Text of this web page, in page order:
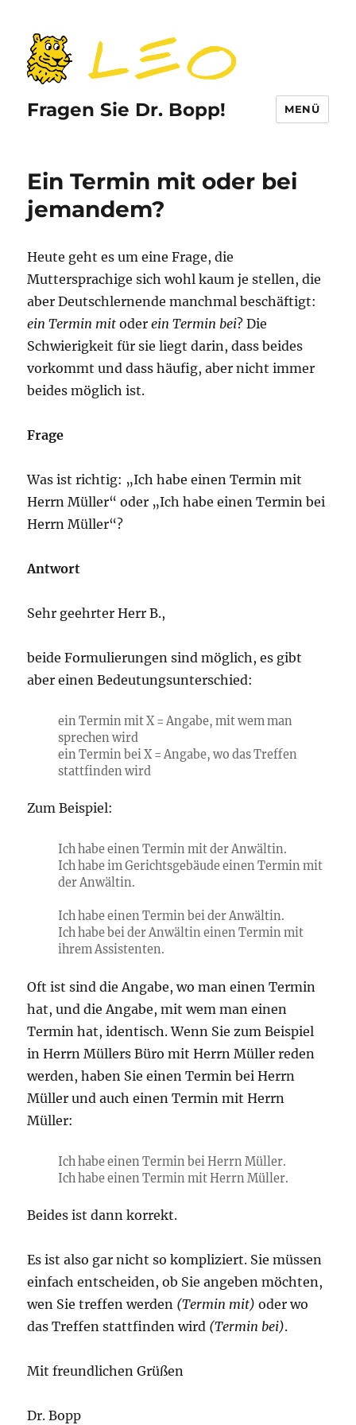
Fragen Sie Dr. Bopp! MENÜ
Ein Termin mit oder bei
jemandem?
Heute geht es um eine Frage, die
Muttersprachige sich wohl kaum je stellen, die
aber Deutschlernende manchmal beschäftigt:
ein Termin mit oderein Termin bei? Die
Schwierigkeit für sie liegt darin, dass beides
vorkommt und dass häufig, aber nicht immer
beides möglich ist.
Frage
Was ist richtig: „Ich habe einen Termin mit
Herrn Müller“ oder „Ich habe einen Termin bei
Herrn Müller“?
Antwort
Sehr geehrter Herr B.,
beide Formulierungen sind möglich, es gibt
aber einen Bedeutungsunterschied:
ein Termin mit X = Angabe, mit wem man
sprechen wird
ein Termin bei X = Angabe, wo das Treffen
stattfinden wird
Zum Beispiel:
Ich habe einen Termin mit der Anwältin.
Ich habe im Gerichtsgebäude einen Termin mit
der Anwältin.
Ich habe einen Termin bei der Anwältin.
Ich habe bei der Anwältin einen Termin mit
ihrem Assistenten.
Oft ist sind die Angabe, wo man einen Termin
hat, und die Angabe, mit wem man einen
Termin hat, identisch. Wenn Sie zum Beispiel
in Herrn Müllers Büro mit Herrn Müller reden
werden, haben Sie einen Termin bei Herrn
Müller und auch einen Termin mit Herrn
Müller:
Ich habe einen Termin bei Herrn Müller.
Ich habe einen Termin mit Herrn Müller.
Beides ist dann korrekt.
Es ist also gar nicht so kompliziert. Sie müssen
einfach entscheiden, ob Sie angeben möchten,
wen Sie treffen werden (Termin mit) oder wo
das Treffen stattfinden wird (Termin bei).
Mit freundlichen Grüßen
Dr. Bopp